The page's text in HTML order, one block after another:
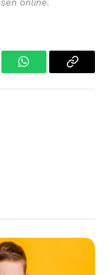
online.
WhatsAppCopy